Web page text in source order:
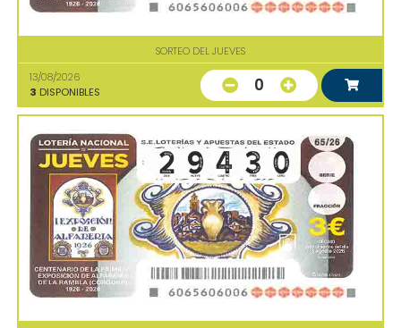
SORTEO DEL JUEVES
13/08/2026
3 DISPONIBLES 0